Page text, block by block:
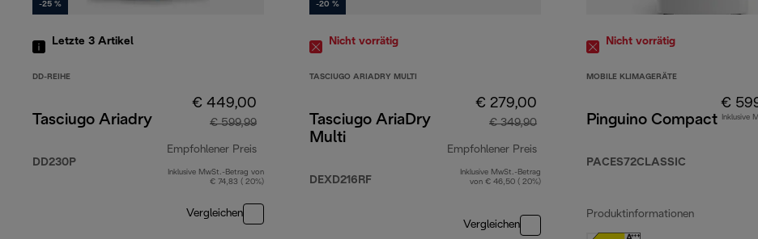
-25 %
Letzte 3 Artikel
DD-REIHE
Tasciugo Ariadry
DD230P
€ 449,00
€ 599,99
Empfohlener Preis
Originalpreis € 599,99
Inklusive MwSt.-Betrag von
€ 74,83 ( 20%)
Vergleichen
-20 %
Nicht vorrätig
TASCIUGO ARIADRY MULTI
Tasciugo AriaDry
Multi
DEXD216RF
€ 279,00
€ 349,90
Empfohlener Preis
Originalpreis € 349,90
Inklusive MwSt.-Betrag
von € 46,50 ( 20%)
Vergleichen
Nicht vorrätig
MOBILE KLIMAGERÄTE
Pinguino Compact
PACES72CLASSIC
€
Inklusive
Produktinformationen